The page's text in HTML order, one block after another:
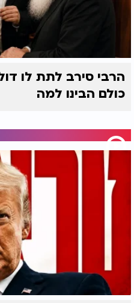
כולם הבינו למה